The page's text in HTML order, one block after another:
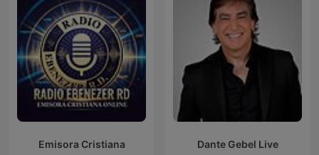
Emisora Cristiana Dante Gebel Live